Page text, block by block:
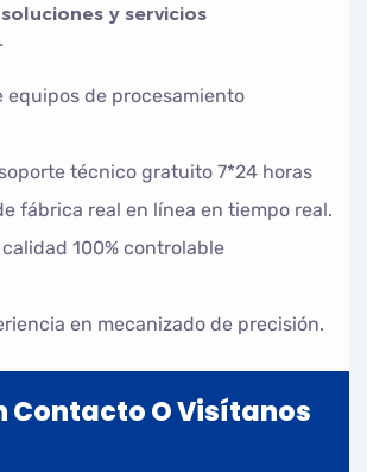
y servicios
equipos de procesamiento
técnico gratuito 7*24 horas
fábrica real en línea en tiempo real.
100% controlable
en mecanizado de precisión.
Contacto O Visítanos